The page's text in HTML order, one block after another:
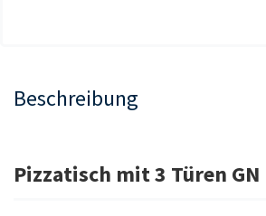
Beschreibung
Pizzatisch mit 3 Türen GN